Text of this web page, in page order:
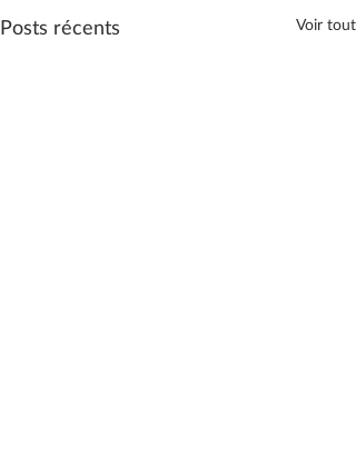
Posts récents Voir tout